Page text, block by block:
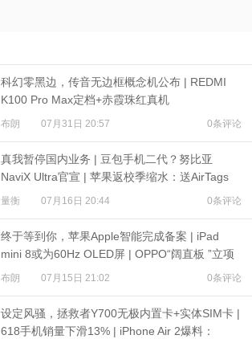
科幻零黑边，传音无边框概念机公布 | REDMI
K100 Pro Max定档+赤霞珠红真机
布朗 07月31日 20:57 0条评论
真我暂停国内业务 | 豆包手机二代？努比亚
NaviX Ultra官宣 | 苹果返校季缩水：送AirTags
量衡 07月16日 20:44 0条评论
终于等到你，苹果Apple智能完成备案 | iPad
mini 8或为60Hz OLED屏 | OPPO“阔直板 ”立项
布朗 07月15日 21:02 0条评论
设定风骚，拯救者Y700无极内置卡+实体SIM卡 |
618手机销量下滑13% | iPhone Air 2爆料：